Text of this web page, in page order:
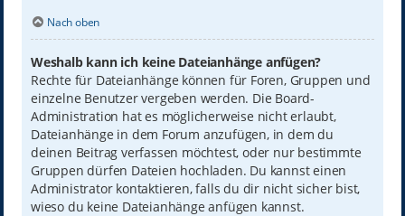
Nach oben
Weshalb kann ich keine Dateianhänge anfügen?
Rechte für Dateianhänge können für Foren, Gruppen und
einzelne Benutzer vergeben werden. Die Board-
Administration hat es möglicherweise nicht erlaubt,
Dateianhänge in dem Forum anzufügen, in dem du
deinen Beitrag verfassen möchtest, oder nur bestimmte
Gruppen dürfen Dateien hochladen. Du kannst einen
Administrator kontaktieren, falls du dir nicht sicher bist,
wieso du keine Dateianhänge anfügen kannst.